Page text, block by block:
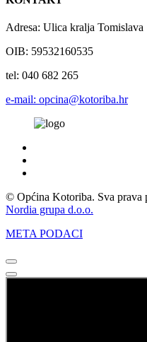
Adresa: Ulica kralja
OIB: 59532160535
tel: 040 682 265
e-mail: opcina@kotoriba.hr
© Općina Kotoriba. Sva prava
Nordia grupa d.o.o.
META PODACI